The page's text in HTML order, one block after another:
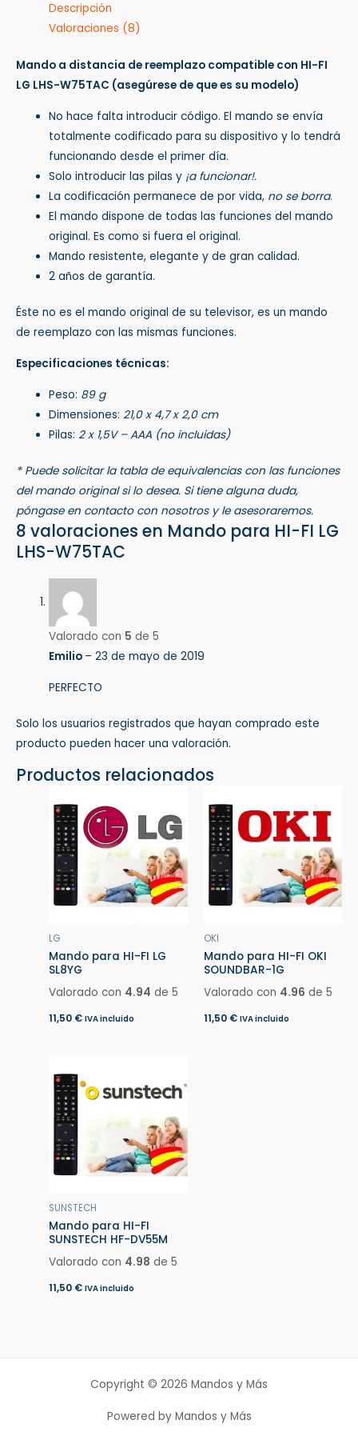
Descripción
Valoraciones (8)
Mando a distancia de reemplazo compatible con HI-FI
LG LHS-W75TAC (asegúrese de que es su modelo)
No hace falta introducir código. El mando se envía
totalmente codificado para su dispositivo y lo tendrá
funcionando desde el primer día.
Solo introducir las pilas y ¡a funcionar!.
La codificación permanece de por vida, no se borra.
El mando dispone de todas las funciones del mando
original. Es como si fuera el original.
Mando resistente, elegante y de gran calidad.
2 años de garantía.
Éste no es el mando original de su televisor, es un mando
de reemplazo con las mismas funciones.
Especificaciones técnicas:
Peso: 89 g
Dimensiones:21,0 x 4,7 x 2,0 cm
Pilas:2 x 1,5V – AAA (no incluidas)
* Puede solicitar la tabla de equivalencias con las funciones
del mando original si lo desea. Si tiene alguna duda,
póngase en contacto con nosotros y le asesoraremos.
8 valoraciones en Mando para HI-FI LG
LHS-W75TAC
Valorado con 5 de 5
Emilio – 23 de mayo de 2019
PERFECTO
Solo los usuarios registrados que hayan comprado este
producto pueden hacer una valoración.
Productos relacionados
LG
Mando para HI-FI LG
SL8YG
Valorado con 4.94 de 5
11,50 € IVA incluido
OKI
Mando para HI-FI OKI
SOUNDBAR-1G
Valorado con 4.96 de 5
11,50 € IVA incluido
SUNSTECH
Mando para HI-FI
SUNSTECH HF-DV55M
Valorado con 4.98 de 5
11,50 € IVA incluido
Copyright © 2026 Mandos y Más
Powered by Mandos y Más